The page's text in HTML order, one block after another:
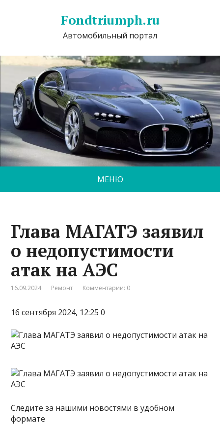
Fondtriumph.ru
Автомобильный портал
МЕНЮ
Глава МАГАТЭ заявил
о недопустимости
атак на АЭС
16.09.2024 Ремонт Комментарии: 0
16 сентября 2024, 12:25 0
Следите за нашими новостями в удобном
формате